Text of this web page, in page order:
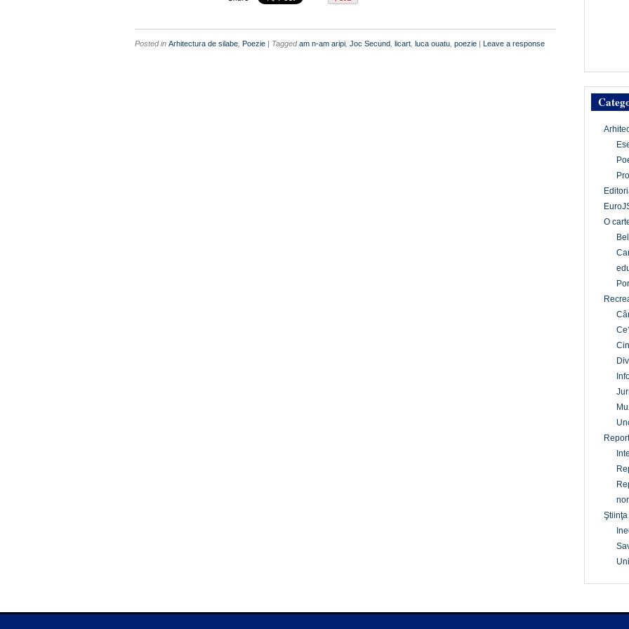
Posted in Arhitectura de silabe Poezie | Taggedam n-am aripi Joc Secund licart luca ouatu poezie | Leave a response
O